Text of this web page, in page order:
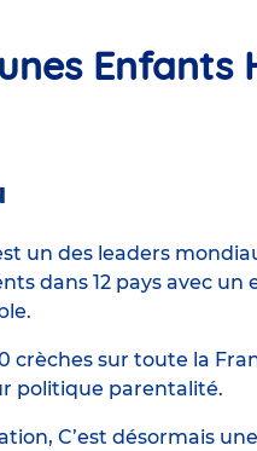
Enfants
un des leaders
dans 12 pays avec
crèches sur toute la
politique parentalité.
C’est désormais